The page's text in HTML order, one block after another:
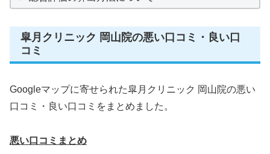
皐月クリニック 岡山院の悪い口コミ・良い口
コミ
Googleマップに寄せられた皐月クリニック 岡山院の悪い
口コミ・良い口コミをまとめました。
悪い口コミまとめ